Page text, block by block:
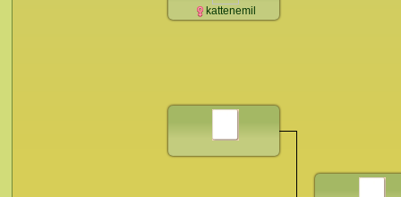
kattenemil